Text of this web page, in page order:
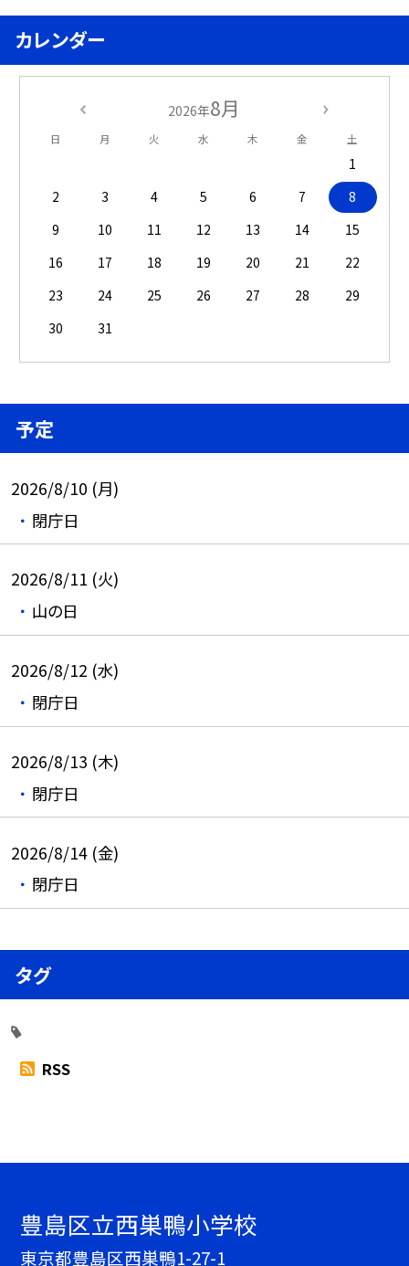
カレンダー
2026年8月
日 月 火 水 木 金 土
1
2
3 4 5 6 7
8
9
10 11 12 13 14
15
16
17 18 19 20 21
22
23
24 25 26 27 28
29
30
31
予定
2026/8/10 (月)
閉庁日
2026/8/11 (火)
山の日
2026/8/12 (水)
閉庁日
2026/8/13 (木)
閉庁日
2026/8/14 (金)
閉庁日
タグ
RSS
豊島区立西巣鴨小学校
東京都豊島区西巣鴨1-27-1